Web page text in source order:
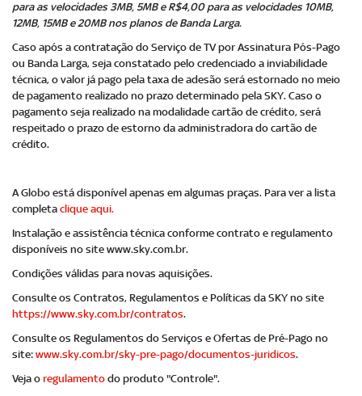
para as velocidades 3MB, 5MB e R$4,00 para as velocidades 10MB,
12MB, 15MB e 20MB nos planos de Banda Larga.
Caso após a contratação do Serviço de TV por Assinatura Pós-Pago
ou Banda Larga, seja constatado pelo credenciado a inviabilidade
técnica, o valor já pago pela taxa de adesão será estornado no meio
de pagamento realizado no prazo determinado pela SKY. Caso o
pagamento seja realizado na modalidade cartão de crédito, será
respeitado o prazo de estorno da administradora do cartão de
crédito.
A Globo está disponível apenas em algumas praças. Para ver a lista
completa clique aqui.
Instalação e assistência técnica conforme contrato e regulamento
disponíveis no site www.sky.com.br.
Condições válidas para novas aquisições.
Consulte os Contratos, Regulamentos e Políticas da SKY no site
https://www.sky.com.br/contratos.
Consulte os Regulamentos do Serviços e Ofertas de Pré-Pago no
site: www.sky.com.br/sky-pre-pago/documentos-juridicos.
Veja o regulamento do produto "Controle".